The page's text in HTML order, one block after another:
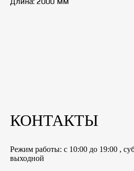
КОНТАКТЫ
Режим работы: с 10:00 до 19:00 ,
выходной